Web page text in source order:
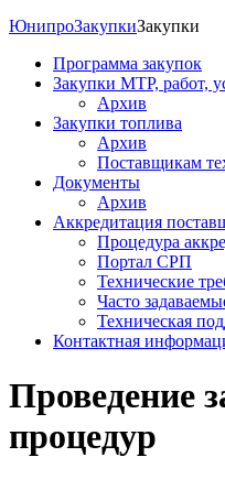
ЮнипроЗакупкиЗакупки
Программа закупок
Закупки МТР, работ,
Архив
Закупки топлива
Архив
Поставщикам
Документы
Архив
Аккредитация
Процедура
Портал СРП
Технические
Часто
Техническая
Контактная
Проведение
процедур